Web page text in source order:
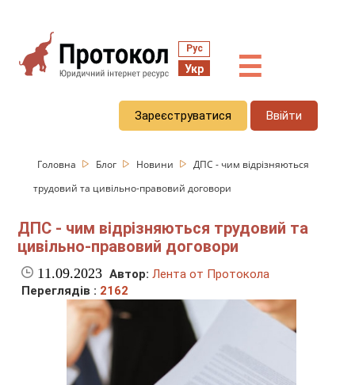
Рус
Укр ☰
Зареєструватися Ввійти
Головна Блог Новини
ДПС - чим відрізняються
трудовий та цивільно-правовий договори
ДПС - чим відрізняються трудовий та
цивільно-правовий договори
11.09.2023 Автор: Лента от Протокола
Переглядів : 2162